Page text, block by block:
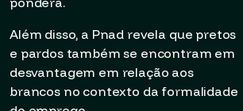
Além disso, a Pnad revela que pretos
e pardos também se encontram em
desvantagem em relação aos
brancos no contexto da formalidade